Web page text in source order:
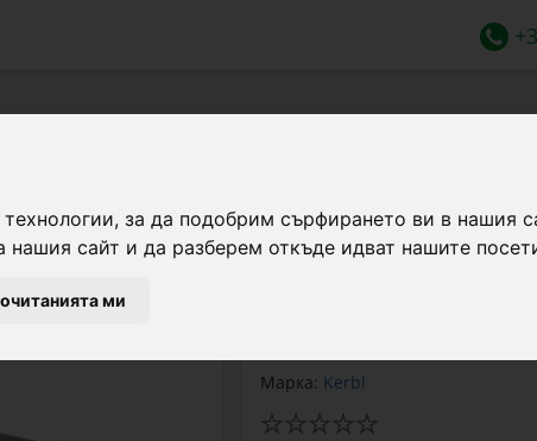
за да подобрим сърфирането ви в нашия
сайт и да разберем откъде идват нашите
ми
и коне, с плаващи
Марка: Kerbl